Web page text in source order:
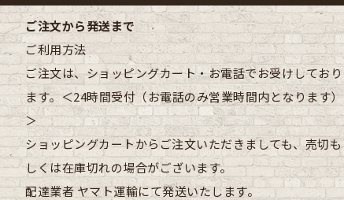
ご注文から発送まで
ご利用方法
ご注文は、ショッピングカート・お電話でお受けしており
ます。＜24時間受付（お電話のみ営業時間内となります）
＞
ショッピングカートからご注文いただきましても、売切も
しくは在庫切れの場合がございます。
配達業者ヤマト運輸にて発送いたします。